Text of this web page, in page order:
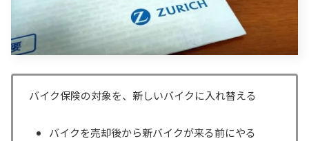
バイク保険の対象を、新しいバイクに入れ替える
バイクを売却後から新バイクが来る前にやる